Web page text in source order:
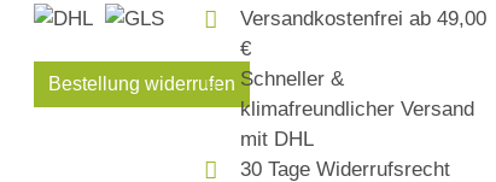
Bestellung widerrufen
Versandkostenfrei ab 49,00
€
Schneller &
klimafreundlicher Versand
mit DHL
30 Tage Widerrufsrecht